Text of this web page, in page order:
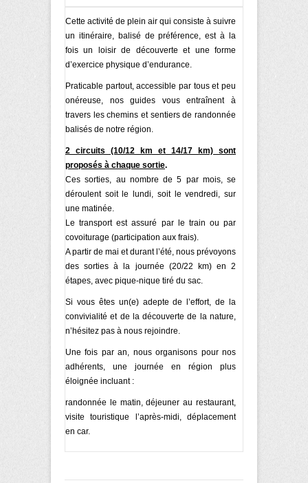
Cette activité de plein air qui consiste à suivre
un itinéraire, balisé de préférence, est à la
fois un loisir de découverte et une forme
d’exercice physique d’endurance.
Praticable partout, accessible par tous et peu
onéreuse, nos guides vous entraînent à
travers les chemins et sentiers de randonnée
balisés de notre région.
2 circuits (10/12 km et 14/17 km) sont
proposés à chaque sortie.
Ces sorties, au nombre de 5 par mois, se
déroulent soit le lundi, soit le vendredi, sur
une matinée.
Le transport est assuré par le train ou par
covoiturage (participation aux frais).
A partir de mai et durant l’été, nous prévoyons
des sorties à la journée (20/22 km) en 2
étapes, avec pique-nique tiré du sac.
Si vous êtes un(e) adepte de l’effort, de la
convivialité et de la découverte de la nature,
n’hésitez pas à nous rejoindre.
Une fois par an, nous organisons pour nos
adhérents, une journée en région plus
éloignée incluant :
randonnée le matin, déjeuner au restaurant,
visite touristique l’après-midi, déplacement
en car.